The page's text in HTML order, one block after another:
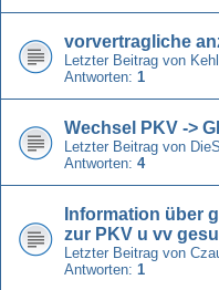
vorvertragliche
Letzter Beitrag von
Antworten: 1
Wechsel PKV ->
Letzter Beitrag von
Antworten: 4
Information über
zur PKV u vv
Letzter Beitrag von
Antworten: 1